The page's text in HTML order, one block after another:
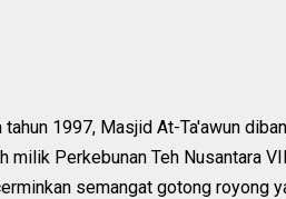
1997, Masjid At-Ta'awun
milik Perkebunan Teh Nusantara
semangat gotong royong